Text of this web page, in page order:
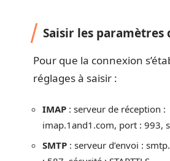
Saisir les paramètres
Pour que la connexion
réglages à saisir :
IMAP : serveur de réception :
imap.1and1.com, port : 993,
SMTP : serveur d’envoi :